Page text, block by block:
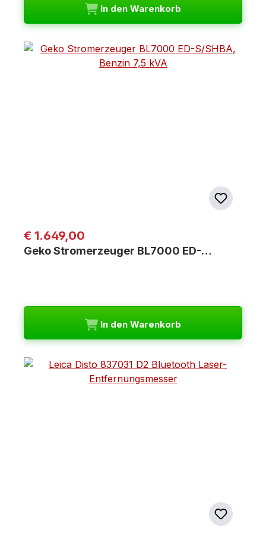
In den Warenkorb
Regulärer Preis:
€ 1.649,00
Geko Stromerzeuger BL7000 ED-…
In den Warenkorb